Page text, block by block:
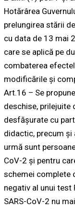
Hotărârea
prelungirea stării
cu data de 13 mai
care se aplică pe
combaterea
modificările și
Art.16 – Se
deschise, prilejuite
desfășurate cu
didactic, precum și
urmă sunt
CoV-2 și pentru
schemei complete
negativ al unui test
SARS-CoV-2 nu